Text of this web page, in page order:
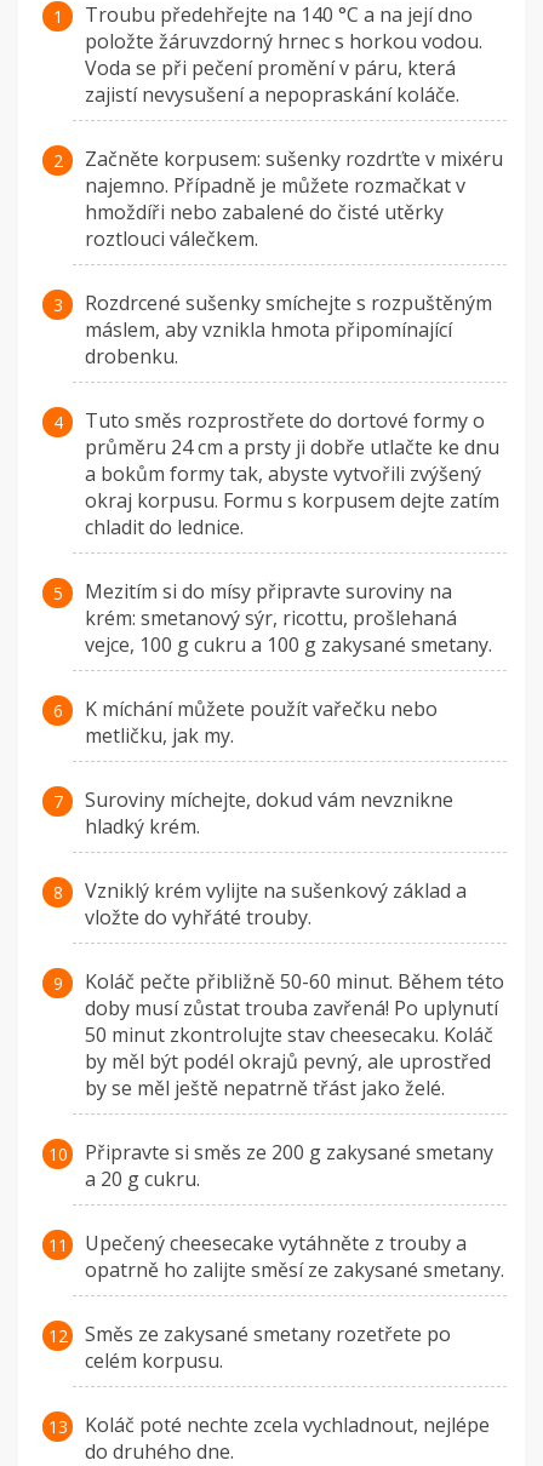
Troubu předehřejte na 140 °C a na její dno
položte žáruvzdorný hrnec s horkou vodou.
Voda se při pečení promění v páru, která
zajistí nevysušení a nepopraskání koláče.
Začněte korpusem: sušenky rozdrťte v mixéru
najemno. Případně je můžete rozmačkat v
hmoždíři nebo zabalené do čisté utěrky
roztlouci válečkem.
Rozdrcené sušenky smíchejte s rozpuštěným
máslem, aby vznikla hmota připomínající
drobenku.
Tuto směs rozprostřete do dortové formy o
průměru 24 cm a prsty ji dobře utlačte ke dnu
a bokům formy tak, abyste vytvořili zvýšený
okraj korpusu. Formu s korpusem dejte zatím
chladit do lednice.
Mezitím si do mísy připravte suroviny na
krém: smetanový sýr, ricottu, prošlehaná
vejce, 100 g cukru a 100 g zakysané smetany.
K míchání můžete použít vařečku nebo
metličku, jak my.
Suroviny míchejte, dokud vám nevznikne
hladký krém.
Vzniklý krém vylijte na sušenkový základ a
vložte do vyhřáté trouby.
Koláč pečte přibližně 50-60 minut. Během této
doby musí zůstat trouba zavřená! Po uplynutí
50 minut zkontrolujte stav cheesecaku. Koláč
by měl být podél okrajů pevný, ale uprostřed
by se měl ještě nepatrně třást jako želé.
Připravte si směs ze 200 g zakysané smetany
a 20 g cukru.
Upečený cheesecake vytáhněte z trouby a
opatrně ho zalijte směsí ze zakysané smetany.
Směs ze zakysané smetany rozetřete po
celém korpusu.
Koláč poté nechte zcela vychladnout, nejlépe
do druhého dne.